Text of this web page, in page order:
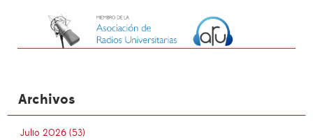
Archivos
Julio 2026 (53)